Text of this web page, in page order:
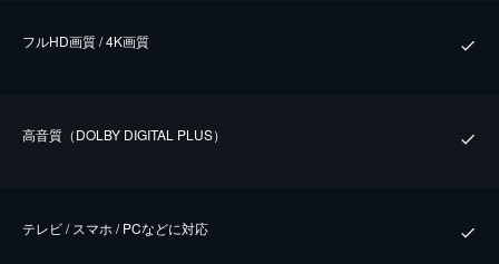
フルHD画質 / 4K画質
⾼⾳質（DOLBY DIGITAL PLUS）
テレビ / スマホ / PCなどに対応